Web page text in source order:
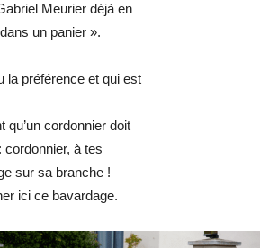
Meurier déjà en
un panier ».
la préférence et qui est
cordonnier doit
à tes
sur sa branche !
ici ce bavardage.